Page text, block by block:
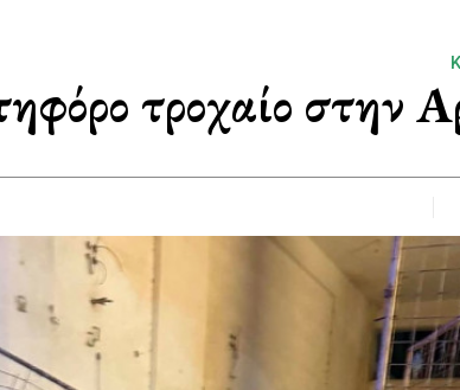
τροχαίο στην